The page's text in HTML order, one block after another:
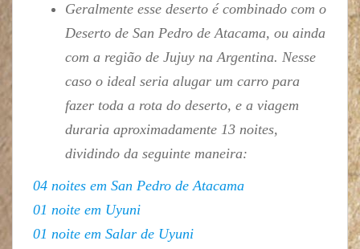
Geralmente esse deserto é combinado com o
Deserto de San Pedro de Atacama, ou ainda
com a região de Jujuy na Argentina. Nesse
caso o ideal seria alugar um carro para
fazer toda a rota do deserto, e a viagem
duraria aproximadamente 13 noites,
dividindo da seguinte maneira:
04 noites em San Pedro de Atacama
01 noite em Uyuni
01 noite em Salar de Uyuni